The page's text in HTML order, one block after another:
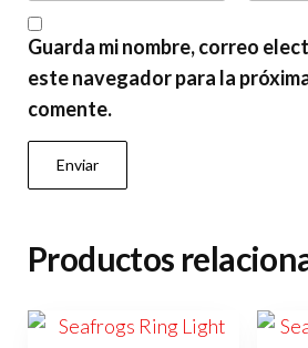
Guarda mi nombre, correo
este navegador para la
comente.
Productos